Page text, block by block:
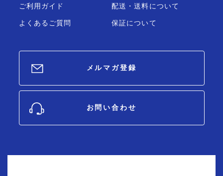
ご利用ガイド
よくあるご質問
配送・送料について
保証について
メルマガ登録
お問い合わせ